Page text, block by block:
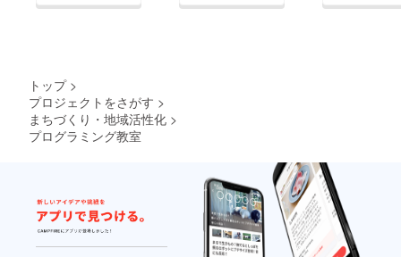
トップ >
プロジェクトをさがす >
まちづくり・地域活性化 >
プログラミング教室